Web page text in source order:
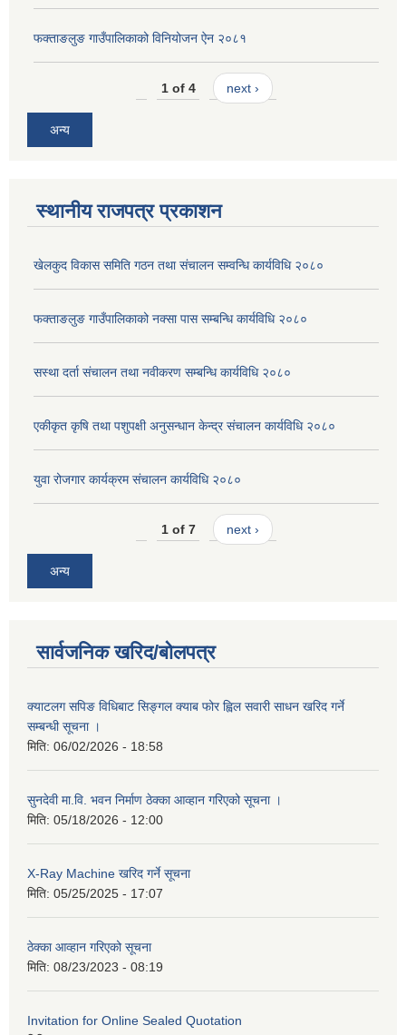
फक्ताङलुङ गाउँपालिकाको विनियोजन ऐन २०८१
1 of 4 next ›
अन्य
स्थानीय राजपत्र प्रकाशन
खेलकुद विकास समिति गठन तथा संचालन सम्वन्धि कार्यविधि २०८०
फक्ताङलुङ गाउँपालिकाको नक्सा पास सम्बन्धि कार्यविधि २०८०
सस्था दर्ता संचालन तथा नवीकरण सम्बन्धि कार्यविधि २०८०
एकीकृत कृषि तथा पशुपक्षी अनुसन्धान केन्द्र संचालन कार्यविधि २०८०
युवा रोजगार कार्यक्रम संचालन कार्यविधि २०८०
1 of 7 next ›
अन्य
सार्वजनिक खरिद/बोलपत्र
क्याटलग सपिङ विधिबाट सिङ्गल क्याब फोर ह्विल सवारी साधन खरिद गर्ने
सम्बन्धी सूचना ।
मिति: 06/02/2026 - 18:58
सुनदेवी मा.वि. भवन निर्माण ठेक्का आव्हान गरिएको सूचना ।
मिति: 05/18/2026 - 12:00
X-Ray Machine खरिद गर्ने सूचना
मिति: 05/25/2025 - 17:07
ठेक्का आव्हान गरिएको सूचना
मिति: 08/23/2023 - 08:19
Invitation for Online Sealed Quotation